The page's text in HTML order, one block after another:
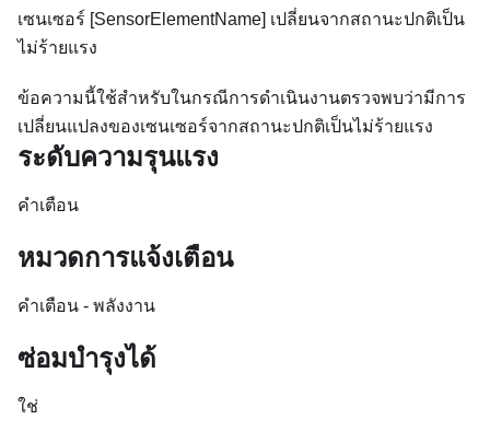
เซนเซอร์ [SensorElementName] เปลี่ยนจากสถานะปกติเป็น
ไม่ร้ายแรง
ข้อความนี้ใช้สำหรับในกรณีการดำเนินงานตรวจพบว่ามีการ
เปลี่ยนแปลงของเซนเซอร์จากสถานะปกติเป็นไม่ร้ายแรง
ระดับความรุนแรง
คำเตือน
หมวดการแจ้งเตือน
คำเตือน - พลังงาน
ซ่อมบำรุงได้
ใช่